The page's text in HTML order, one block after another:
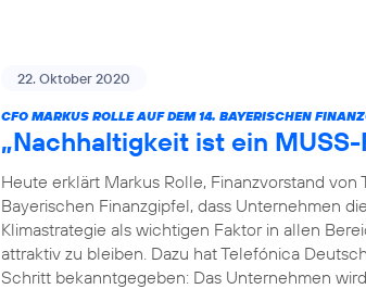
22. Oktober 2020
CFO MARKUS ROLLE AUF DEM 14. BAYERISCHEN
„Nachhaltigkeit ist ein MUSS-
Heute erklärt Markus Rolle, Finanzvorstand
Bayerischen Finanzgipfel, dass Unternehmen
Klimastrategie als wichtigen Faktor in allen
attraktiv zu bleiben. Dazu hat Telefónica
Schritt bekanntgegeben: Das Unternehmen